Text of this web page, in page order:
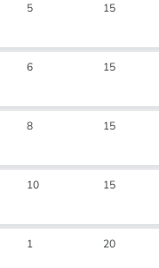
5 15
6 15
8 15
10 15
1 20